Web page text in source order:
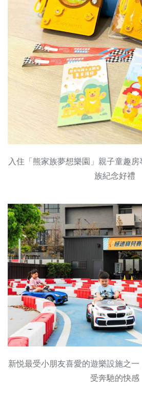
入住「熊家族夢想樂園」親子童趣
族紀念好禮
新悦最受小朋友喜愛的遊樂設施之
受奔馳的快感